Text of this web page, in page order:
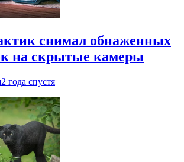
снимал обнаженных
на скрытые камеры
2 года спустя